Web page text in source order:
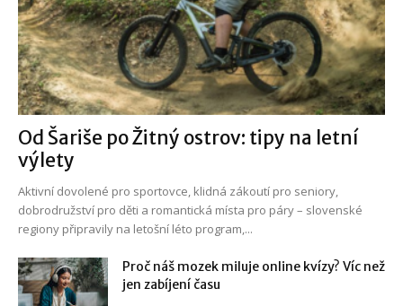
Od Šariše po Žitný ostrov: tipy na letní
výlety
Aktivní dovolené pro sportovce, klidná zákoutí pro seniory,
dobrodružství pro děti a romantická místa pro páry – slovenské
regiony připravily na letošní léto program,...
Proč náš mozek miluje online kvízy? Víc než
jen zabíjení času